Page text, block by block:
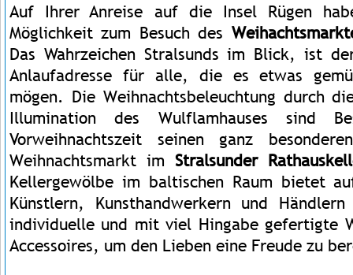
Auf Ihrer Anreise auf die Insel Rügen
Möglichkeit zum Besuch des
Das Wahrzeichen Stralsunds im Blick, ist
Anlaufadresse für alle, die es etwas
mögen. Die Weihnachtsbeleuchtung durch
Illumination des Wulflamhauses sind
Vorweihnachtszeit seinen ganz
Weihnachtsmarkt im Stralsunder
Kellergewölbe im baltischen Raum bietet
Künstlern, Kunsthandwerkern und
individuelle und mit viel Hingabe gefertigte
Accessoires, um den Lieben eine Freude zu